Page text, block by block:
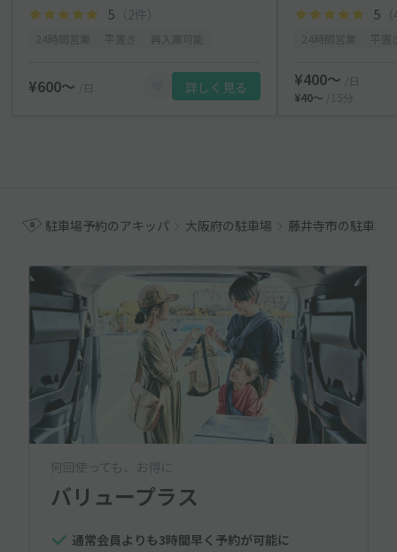
5 （2件）
¥600〜 /日 詳しく見る
5
¥400〜
/日
¥40〜
/15分
駐車場予約のアキッパ 大阪府の駐車場 藤井寺市の駐車場
何回使っても、お得に
バリュープラス
通常会員よりも3時間早く予約が可能に